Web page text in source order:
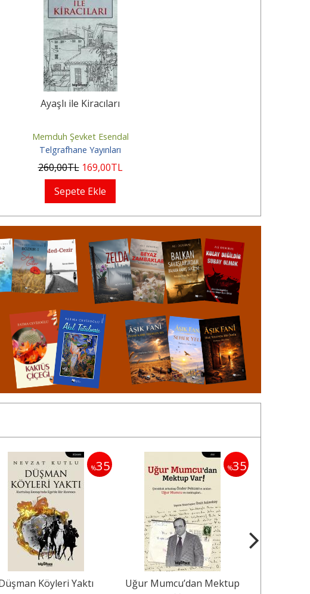
Ayaşlı ile Kiracıları
Memduh Şevket Esendal
Telgrafhane Yayınları
260,00TL 169,00TL
Sepete Ekle
%35
Uğur Mumcu’dan Mektup
%35
Bağımsızlık Devrimcisi